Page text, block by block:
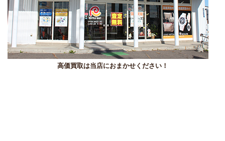
高価買取は当店におまかせください！